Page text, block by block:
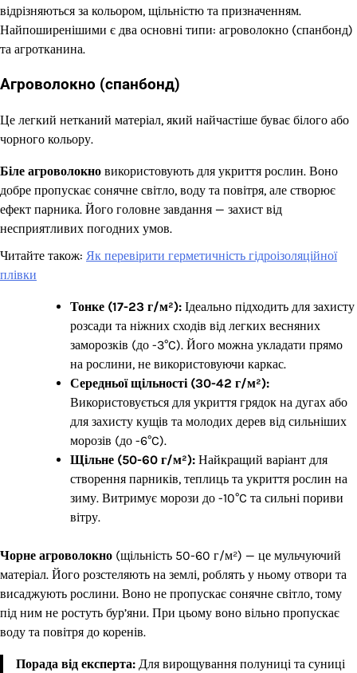
відрізняються за кольором, щільністю та призначенням.
Найпоширенішими є два основні типи: агроволокно (спанбонд)
та агротканина.
Агроволокно (спанбонд)
Це легкий нетканий матеріал, який найчастіше буває білого або
чорного кольору.
Біле агроволокно використовують для укриття рослин. Воно
добре пропускає сонячне світло, воду та повітря, але створює
ефект парника. Його головне завдання — захист від
несприятливих погодних умов.
Читайте також: Як перевірити герметичність гідроізоляційної
плівки
Тонке (17-23 г/м²): Ідеально підходить для захисту
розсади та ніжних сходів від легких весняних
заморозків (до -3°C). Його можна укладати прямо
на рослини, не використовуючи каркас.
Середньої щільності (30-42 г/м²):
Використовується для укриття грядок на дугах або
для захисту кущів та молодих дерев від сильніших
морозів (до -6°C).
Щільне (50-60 г/м²): Найкращий варіант для
створення парників, теплиць та укриття рослин на
зиму. Витримує морози до -10°C та сильні пориви
вітру.
Чорне агроволокно (щільність 50-60 г/м²) — це мульчуючий
матеріал. Його розстеляють на землі, роблять у ньому отвори та
висаджують рослини. Воно не пропускає сонячне світло, тому
під ним не ростуть бур’яни. При цьому воно вільно пропускає
воду та повітря до коренів.
Порада від експерта: Для вирощування полуниці та суниці